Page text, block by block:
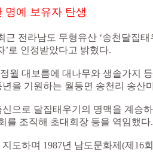
명예 보유자 탄생
근 전라남도 무형유산 ‘송천달집
’로 인정받았다고 밝혔다.
월 대보름에 대나무와 생솔가지
을 기원하는 월등면 송천리 송산
으로 달집태우기의 명맥을 계승
를 조직해 초대회장 등을 역임했다.
도하며 1987년 남도문화제(제16